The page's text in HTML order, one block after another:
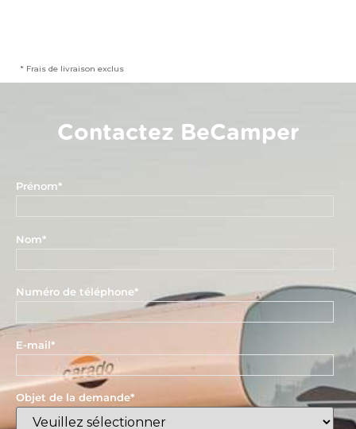
* Frais de livraison exclus
Contactez BeCamper
Prénom*
Nom*
Numéro de téléphone*
E-mail*
Objet de la demande*